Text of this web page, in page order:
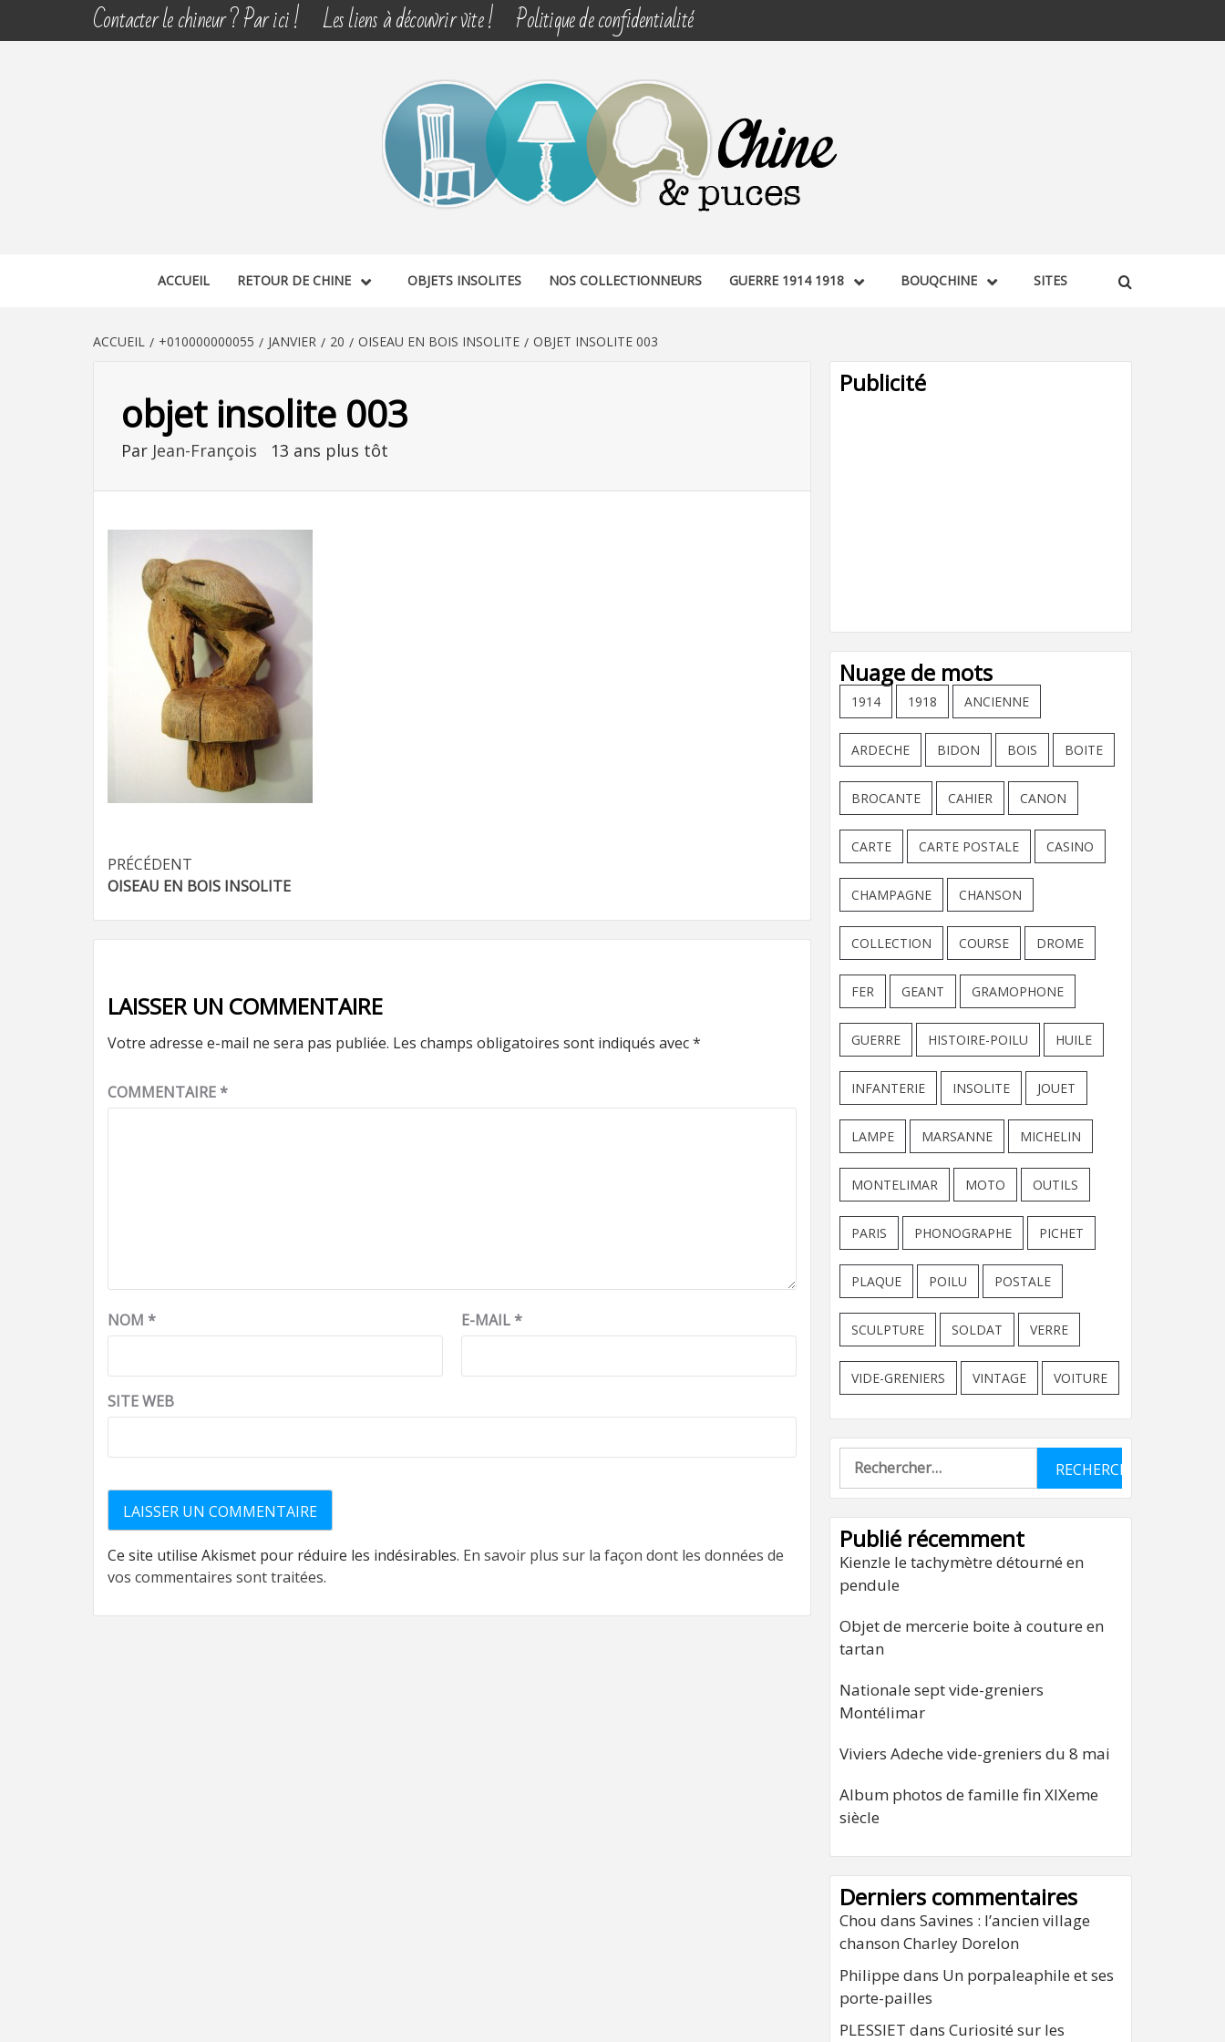
Contacter le chineur ? Par ici ! Les liens à découvrir vite ! Politique de confidentialité
CHINE & PUCES
ACCUEIL RETOUR DE CHINE OBJETS INSOLITES NOS COLLECTIONNEURS GUERRE 1914 1918 BOUQCHINE SITES
ACCUEIL +010000000055 JANVIER 20 OISEAU EN BOIS INSOLITE OBJET INSOLITE 003
objet insolite 003
Par Jean-François 13 ans plus tôt
Navigation
d’article
PRÉCÉDENT
OISEAU EN BOIS INSOLITE
LAISSER UN COMMENTAIRE
Votre adresse e-mail ne sera pas publiée. Les champs obligatoires sont indiqués avec*
COMMENTAIRE*
NOM * E-MAIL*
SITE WEB
Ce site utilise Akismet pour réduire les indésirables. En savoir plus sur la façon dont les données de
vos commentaires sont traitées.
Publicité
Nuage de mots
1914 1918 ANCIENNE
ARDECHE BIDON BOIS BOITE
BROCANTE CAHIER CANON
CARTE CARTE POSTALE CASINO
CHAMPAGNE CHANSON
COLLECTION COURSE DROME
FER GEANT GRAMOPHONE
GUERRE HISTOIRE-POILU HUILE
INFANTERIE INSOLITE JOUET
LAMPE MARSANNE MICHELIN
MONTELIMAR MOTO OUTILS
PARIS PHONOGRAPHE PICHET
PLAQUE POILU POSTALE
SCULPTURE SOLDAT VERRE
VIDE-GRENIERS VINTAGE VOITURE
Rechercher :
Publié récemment
Kienzle le tachymètre détourné en
pendule
Objet de mercerie boite à couture en
tartan
Nationale sept vide-greniers
Montélimar
Viviers Adeche vide-greniers du 8 mai
Album photos de famille fin XIXeme
siècle
Derniers commentaires
Chou dans Savines : l’ancien village
chanson Charley Dorelon
Philippe dans Un porpaleaphile et ses
porte-pailles
PLESSIET dans Curiosité sur les